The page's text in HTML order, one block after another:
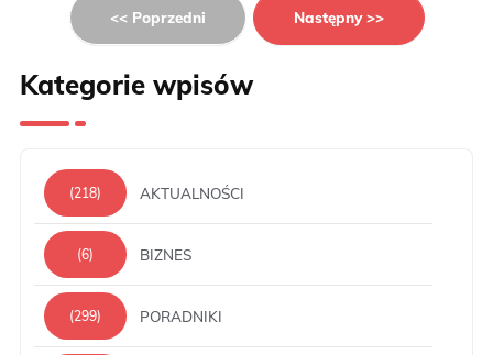
<< Poprzedni Następny >>
Kategorie wpisów
(218) AKTUALNOŚCI
(6) BIZNES
(299) PORADNIKI